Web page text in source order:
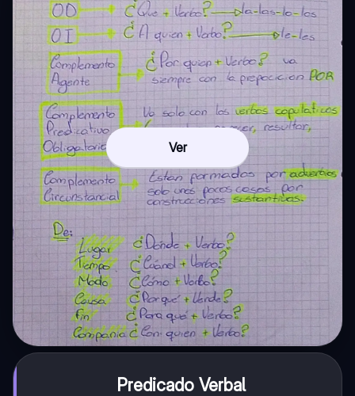
Ver
Predicado Verbal